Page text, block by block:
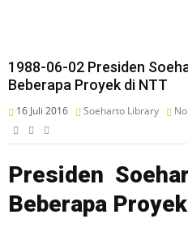
1988-06-02 Presiden
Beberapa Proyek di NTT
16 Juli 2016 Soeharto Library
Presiden
Beberapa